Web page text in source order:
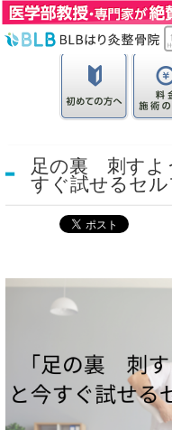
足の裏 刺すよ
すぐ試せるセ